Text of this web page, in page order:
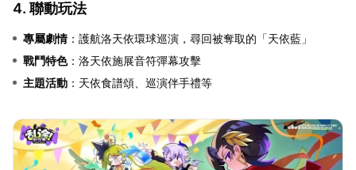
4. 聯動玩法
專屬劇情：護航洛天依環球巡演，尋回被奪取的「天依藍」
戰鬥特色：洛天依施展音符彈幕攻擊
主題活動 ：天依食譜頌、巡演伴手禮等